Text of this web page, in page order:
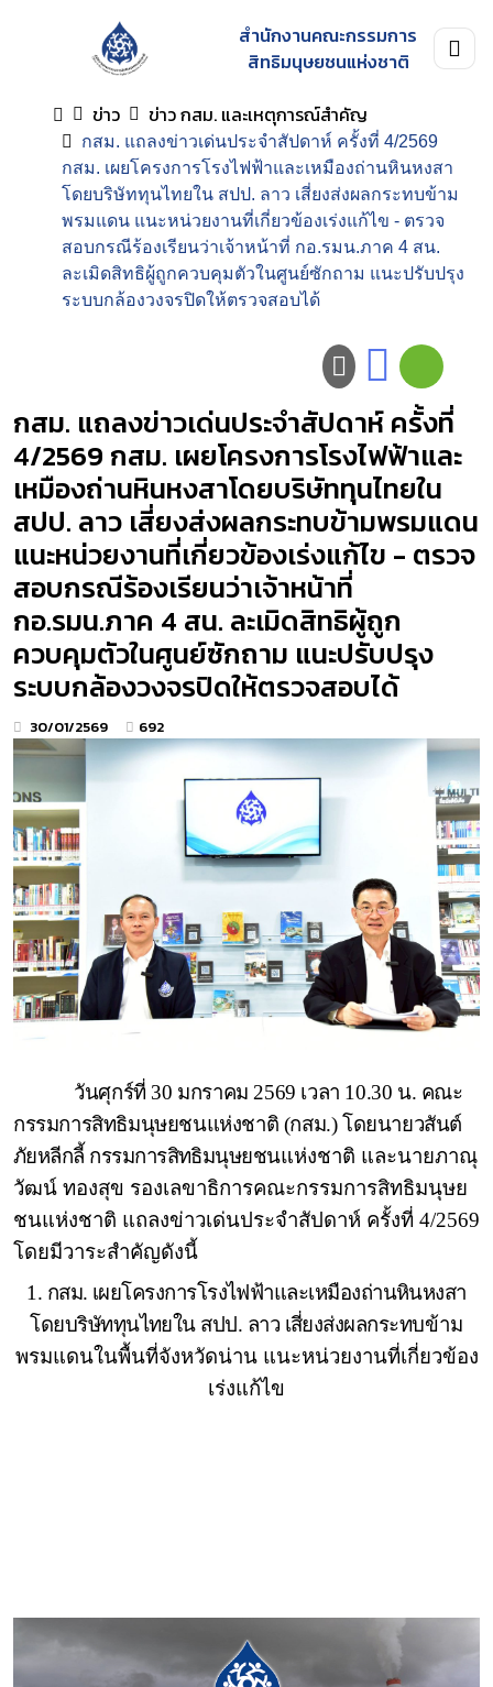
สำนักงานคณะกรรมการ
สิทธิมนุษยชนแห่งชาติ
ข่าว
ข่าว กสม. และเหตุการณ์สำคัญ
กสม. แถลงข่าวเด่นประจำสัปดาห์ ครั้งที่ 4/2569
กสม. เผยโครงการโรงไฟฟ้าและเหมืองถ่านหินหงสา
โดยบริษัททุนไทยใน สปป. ลาว เสี่ยงส่งผลกระทบข้าม
พรมแดน แนะหน่วยงานที่เกี่ยวข้องเร่งแก้ไข - ตรวจ
สอบกรณีร้องเรียนว่าเจ้าหน้าที่ กอ.รมน.ภาค 4 สน.
ละเมิดสิทธิผู้ถูกควบคุมตัวในศูนย์ซักถาม แนะปรับปรุง
ระบบกล้องวงจรปิดให้ตรวจสอบได้
กสม. แถลงข่าวเด่นประจำสัปดาห์ ครั้งที่
4/2569 กสม. เผยโครงการโรงไฟฟ้าและ
เหมืองถ่านหินหงสาโดยบริษัททุนไทยใน
สปป. ลาว เสี่ยงส่งผลกระทบข้ามพรมแดน
แนะหน่วยงานที่เกี่ยวข้องเร่งแก้ไข - ตรวจ
สอบกรณีร้องเรียนว่าเจ้าหน้าที่
กอ.รมน.ภาค 4 สน. ละเมิดสิทธิผู้ถูก
ควบคุมตัวในศูนย์ซักถาม แนะปรับปรุง
ระบบกล้องวงจรปิดให้ตรวจสอบได้
30/01/2569 692
วันศุกร์ที่ 30 มกราคม 2569 เวลา 10.30 น. คณะ
กรรมการสิทธิมนุษยชนแห่งชาติ (กสม.) โดยนายวสันต์
ภัยหลีกลี้ กรรมการสิทธิมนุษยชนแห่งชาติ และนายภาณุ
วัฒน์ ทองสุข รองเลขาธิการคณะกรรมการสิทธิมนุษย
ชนแห่งชาติ แถลงข่าวเด่นประจำสัปดาห์ ครั้งที่ 4/2569
โดยมีวาระสำคัญดังนี้
1. กสม. เผยโครงการโรงไฟฟ้าและเหมืองถ่านหินหงสา
โดยบริษัททุนไทยใน สปป. ลาว เสี่ยงส่งผลกระทบข้าม
พรมแดนในพื้นที่จังหวัดน่าน แนะหน่วยงานที่เกี่ยวข้อง
เร่งแก้ไข